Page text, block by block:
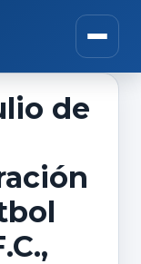
Abrir
de